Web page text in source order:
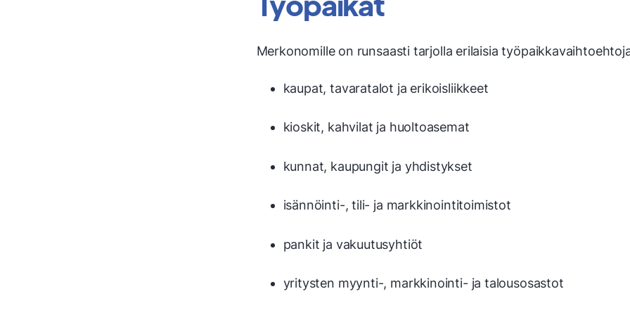
Merkonomille on runsaasti tarjolla erilaisia
kaupat, tavaratalot ja erikoisliikkeet
kioskit, kahvilat ja huoltoasemat
kunnat, kaupungit ja yhdistykset
isännöinti-, tili- ja markkinointitoimistot
pankit ja vakuutusyhtiöt
yritysten myynti-, markkinointi- ja talousosastot